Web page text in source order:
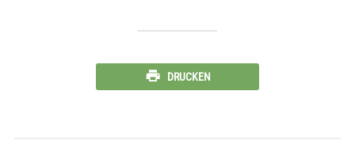
DRUCKEN